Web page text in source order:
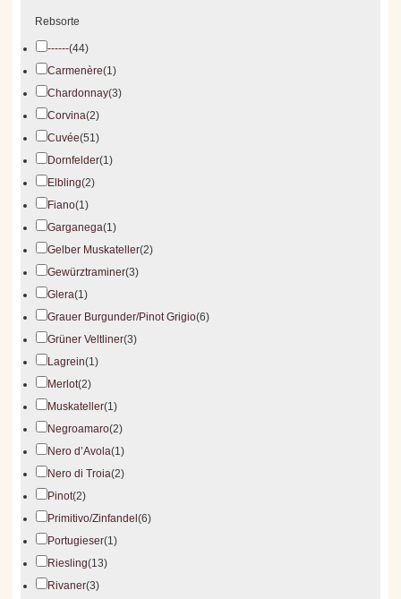
Rebsorte
------(44)
Carmenère(1)
Chardonnay(3)
Corvina(2)
Cuvée(51)
Dornfelder(1)
Elbling(2)
Fiano(1)
Garganega(1)
Gelber Muskateller(2)
Gewürztraminer(3)
Glera(1)
Grauer Burgunder/Pinot Grigio(6)
Grüner Veltliner(3)
Lagrein(1)
Merlot(2)
Muskateller(1)
Negroamaro(2)
Nero d’Avola(1)
Nero di Troia(2)
Pinot(2)
Primitivo/Zinfandel(6)
Portugieser(1)
Riesling(13)
Rivaner(3)